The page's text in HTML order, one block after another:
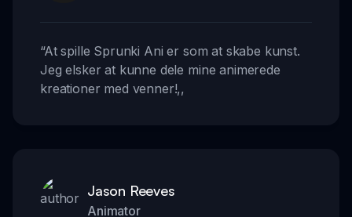
“At spille Sprunki Ani er som at skabe kunst.
Jeg elsker at kunne dele mine animerede
kreationer med venner!,,
Jason Reeves
Animator